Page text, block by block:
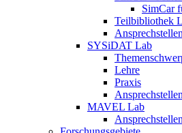
SimCar
Teilbibliothek
Ansprechstellen
SYSiDAT Lab
Lehre
Praxis
Ansprechstellen
MAVEL Lab
Ansprechstellen